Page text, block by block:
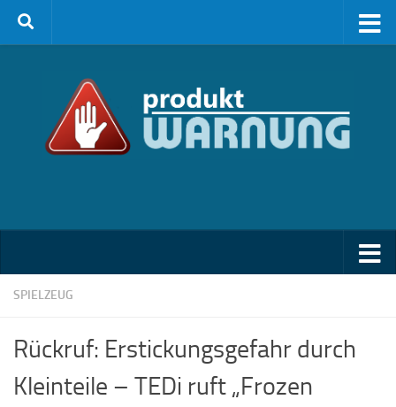
Zum Inhalt springen
SPIELZEUG
Rückruf: Erstickungsgefahr durch
Kleinteile – TEDi ruft „Frozen